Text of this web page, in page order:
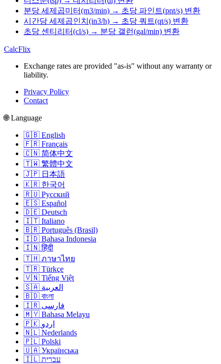
분당 세제곱미터(m3/min) → 초당 파인트(pnt/s) 변환
시간당 세제곱인치(in3/h) → 초당 쿼트(qt/s) 변환
초당 센티리터(cl/s) → 분당 갤런(gal/min) 변환
CalcFlix
Exchange rates are provided "as-is" without any warranty or
liability.
Privacy Policy
Contact
🌐 Language
🇬🇧 English
🇫🇷 Français
🇨🇳 简体中文
🇹🇼 繁體中文
🇯🇵 日本語
🇰🇷 한국어
🇷🇺 Русский
🇪🇸 Español
🇩🇪 Deutsch
🇮🇹 Italiano
🇧🇷 Português (Brasil)
🇮🇩 Bahasa Indonesia
🇮🇳 हिंदी
🇹🇭 ภาษาไทย
🇹🇷 Türkçe
🇻🇳 Tiếng Việt
🇸🇦 العربية
🇧🇩 বাংলা
🇮🇷 فارسی
🇲🇾 Bahasa Melayu
🇵🇰 اردو
🇳🇱 Nederlands
🇵🇱 Polski
🇺🇦 Українська
🇮🇱 עברית